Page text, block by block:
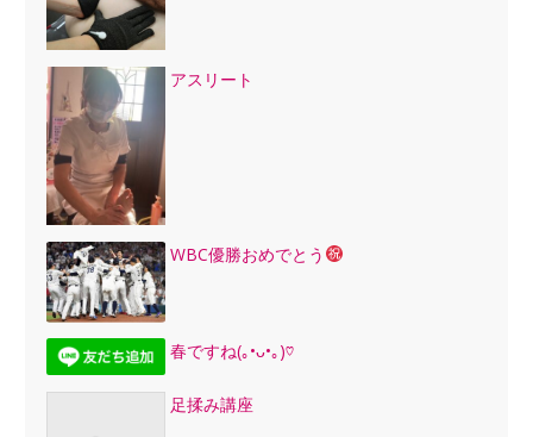
アスリート
WBC優勝おめでとう
春ですね(｡•ᴗ•｡)♡
足揉み講座